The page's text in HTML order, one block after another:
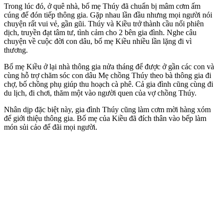
Trong lúc đó, ở quê nhà, bố mẹ Thúy đã chuẩn bị mâm cơm ấm
cúng để đón tiếp thông gia. Gặp nhau lần đầu nhưng mọi người nói
chuyện rất vui vẻ, gần gũi. Thúy và Kiều trở thành cầu nối phiên
dịch, truyền đạt tâm tư, tình cảm cho 2 bên gia đình. Nghe câu
chuyện về cuộc đời con dâu, bố mẹ Kiều nhiều lần lặng đi vì
thương.
Bố mẹ Kiều ở lại nhà thông gia nửa tháng để được ở gần các con và
cùng hỗ trợ chăm sóc con dâu Mẹ chồng Thúy theo bà thông gia đi
chợ, bố chồng phụ giúp thu hoạch cà phê. Cả gia đình cũng cùng đi
du lịch, đi chơi, thăm một vào người quen của vợ chồng Thúy.
Nhân dịp đặc biệt này, gia đình Thúy cũng làm cơm mời hàng xóm
để giới thiệu thông gia. Bố mẹ của Kiều đã đích thân vào bếp làm
món sủi cảo để đãi mọi người.